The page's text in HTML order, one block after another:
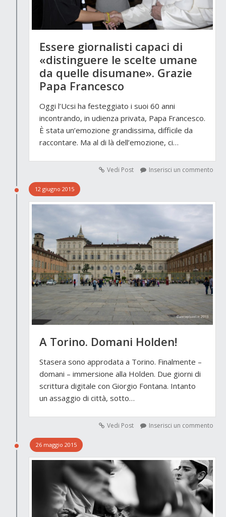
Essere giornalisti capaci di
«distinguere le scelte umane
da quelle disumane». Grazie
Papa Francesco
Oggi l’Ucsi ha festeggiato i suoi 60 anni
incontrando, in udienza privata, Papa Francesco.
È stata un’emozione grandissima, difficile da
raccontare. Ma al di là dell’emozione, ci…
Vedi Post Inserisci un commento
12 giugno 2015
A Torino. Domani Holden!
Stasera sono approdata a Torino. Finalmente –
domani – immersione alla Holden. Due giorni di
scrittura digitale con Giorgio Fontana. Intanto
un assaggio di città, sotto…
Vedi Post Inserisci un commento
26 maggio 2015